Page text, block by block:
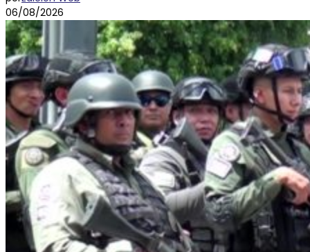
06/08/2026